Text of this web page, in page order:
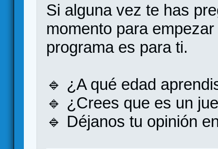
Si alguna vez te has
momento para
programa es para ti.
🔹 ¿A qué edad
🔹 ¿Crees que es un
🔹 Déjanos tu opinión